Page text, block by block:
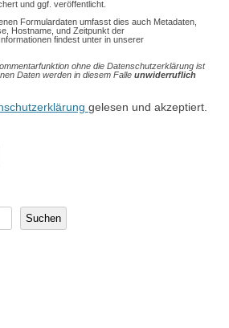
und ggf. veröffentlicht.
Formulardaten umfasst dies auch Metadaten,
Hostname, und Zeitpunkt der
findest unter in unserer
ohne die Datenschutzerklärung ist
Daten werden in diesem Falle unwiderruflich
gelesen und akzeptiert.
Suchen